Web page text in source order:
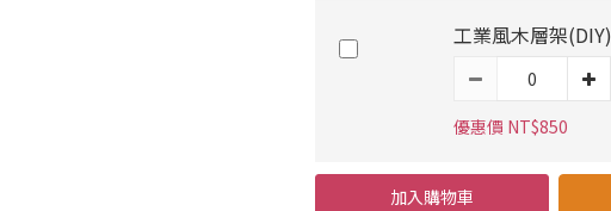
工業風木層架(DIY)
優惠價 NT$850
加入購物車